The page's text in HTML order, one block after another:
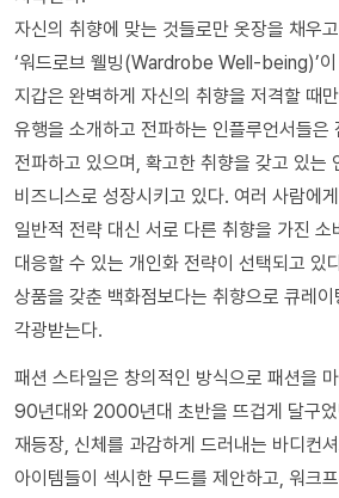
자신의 취향에 맞는 것들로만 옷장을 채우
‘워드로브 웰빙(Wardrobe Well-being)’이
지갑은 완벽하게 자신의 취향을 저격할 때
유행을 소개하고 전파하는 인플루언서들은
전파하고 있으며, 확고한 취향을 갖고 있는
비즈니스로 성장시키고 있다. 여러 사람에
일반적 전략 대신 서로 다른 취향을 가진 소
대응할 수 있는 개인화 전략이 선택되고 있
상품을 갖춘 백화점보다는 취향으로 큐레이
각광받는다.
패션 스타일은 창의적인 방식으로 패션을
90년대와 2000년대 초반을 뜨겁게 달구었
재등장, 신체를 과감하게 드러내는 바디컨
아이템들이 섹시한 무드를 제안하고, 워크